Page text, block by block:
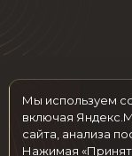
Мы используем
включая
сайта, анализа
Нажимая